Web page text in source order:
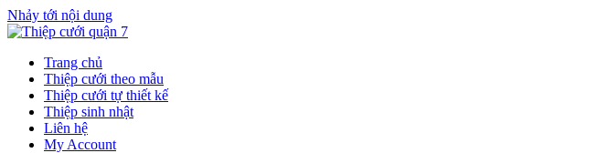
Nhảy tới nội dung
Trang chủ
Thiệp cưới theo mẫu
Thiệp cưới tự thiết kế
Thiệp sinh nhật
Liên hệ
My Account